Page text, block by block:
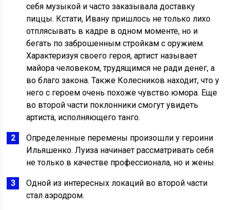
себя музыкой и часто заказывала доставку
пиццы. Кстати, Ивану пришлось не только лихо
отплясывать в кадре в одном моменте, но и
бегать по заброшенным стройкам с оружием.
Характеризуя своего героя, артист называет
майора человеком, трудящимся не ради денег, а
во благо закона. Также Колесников находит, что у
него с героем очень похоже чувство юмора. Еще
во второй части поклонники смогут увидеть
артиста, исполняющего танго.
Определенные перемены произошли у героини
Ильяшенко. Луиза начинает рассматривать себя
не только в качестве профессионала, но и жены.
Одной из интересных локаций во второй части
стал аэродром.